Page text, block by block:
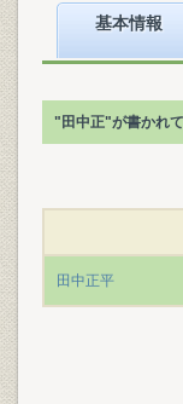
基本情報
"田中正"が書かれ
田中正平